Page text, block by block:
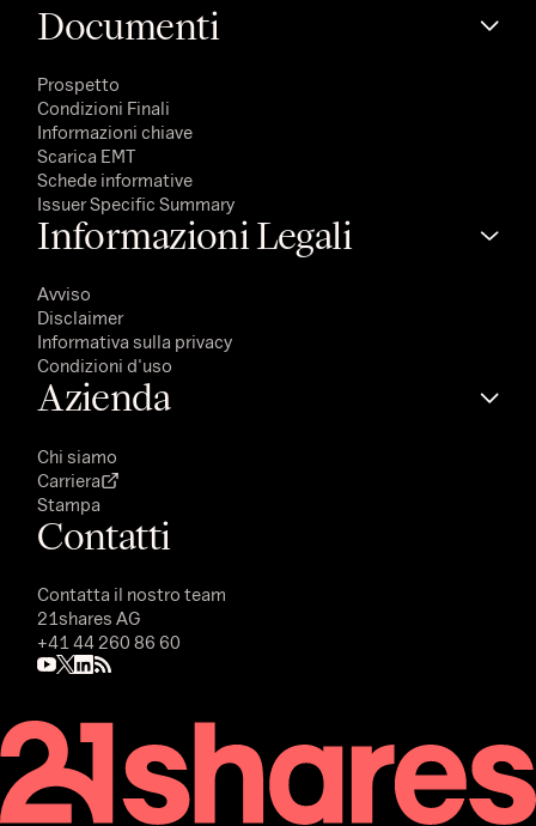
Documenti
Prospetto
Condizioni Finali
Informazioni chiave
Scarica EMT
Schede informative
Issuer Specific Summary
Informazioni Legali
Avviso
Disclaimer
Informativa sulla privacy
Condizioni d'uso
Azienda
Chi siamo
Carriera
Stampa
Contatti
Contatta il nostro team
21shares AG
+41 44 260 86 60